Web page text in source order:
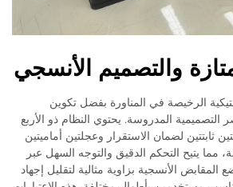
والتصميم الأنسجي
الرخيصة في المناورة بفضل تكوين
التصميمية المدروسة. يحتوي النظام ذو الأربع
ثابتتين لضمان الاستقرار وعجلتين أماميتين
تدوران 360 درجة، مما يتيح التحكم الدقيق والتوجه السهل عبر
الأنسجية بزاوية مثالية لتقليل إجهاد